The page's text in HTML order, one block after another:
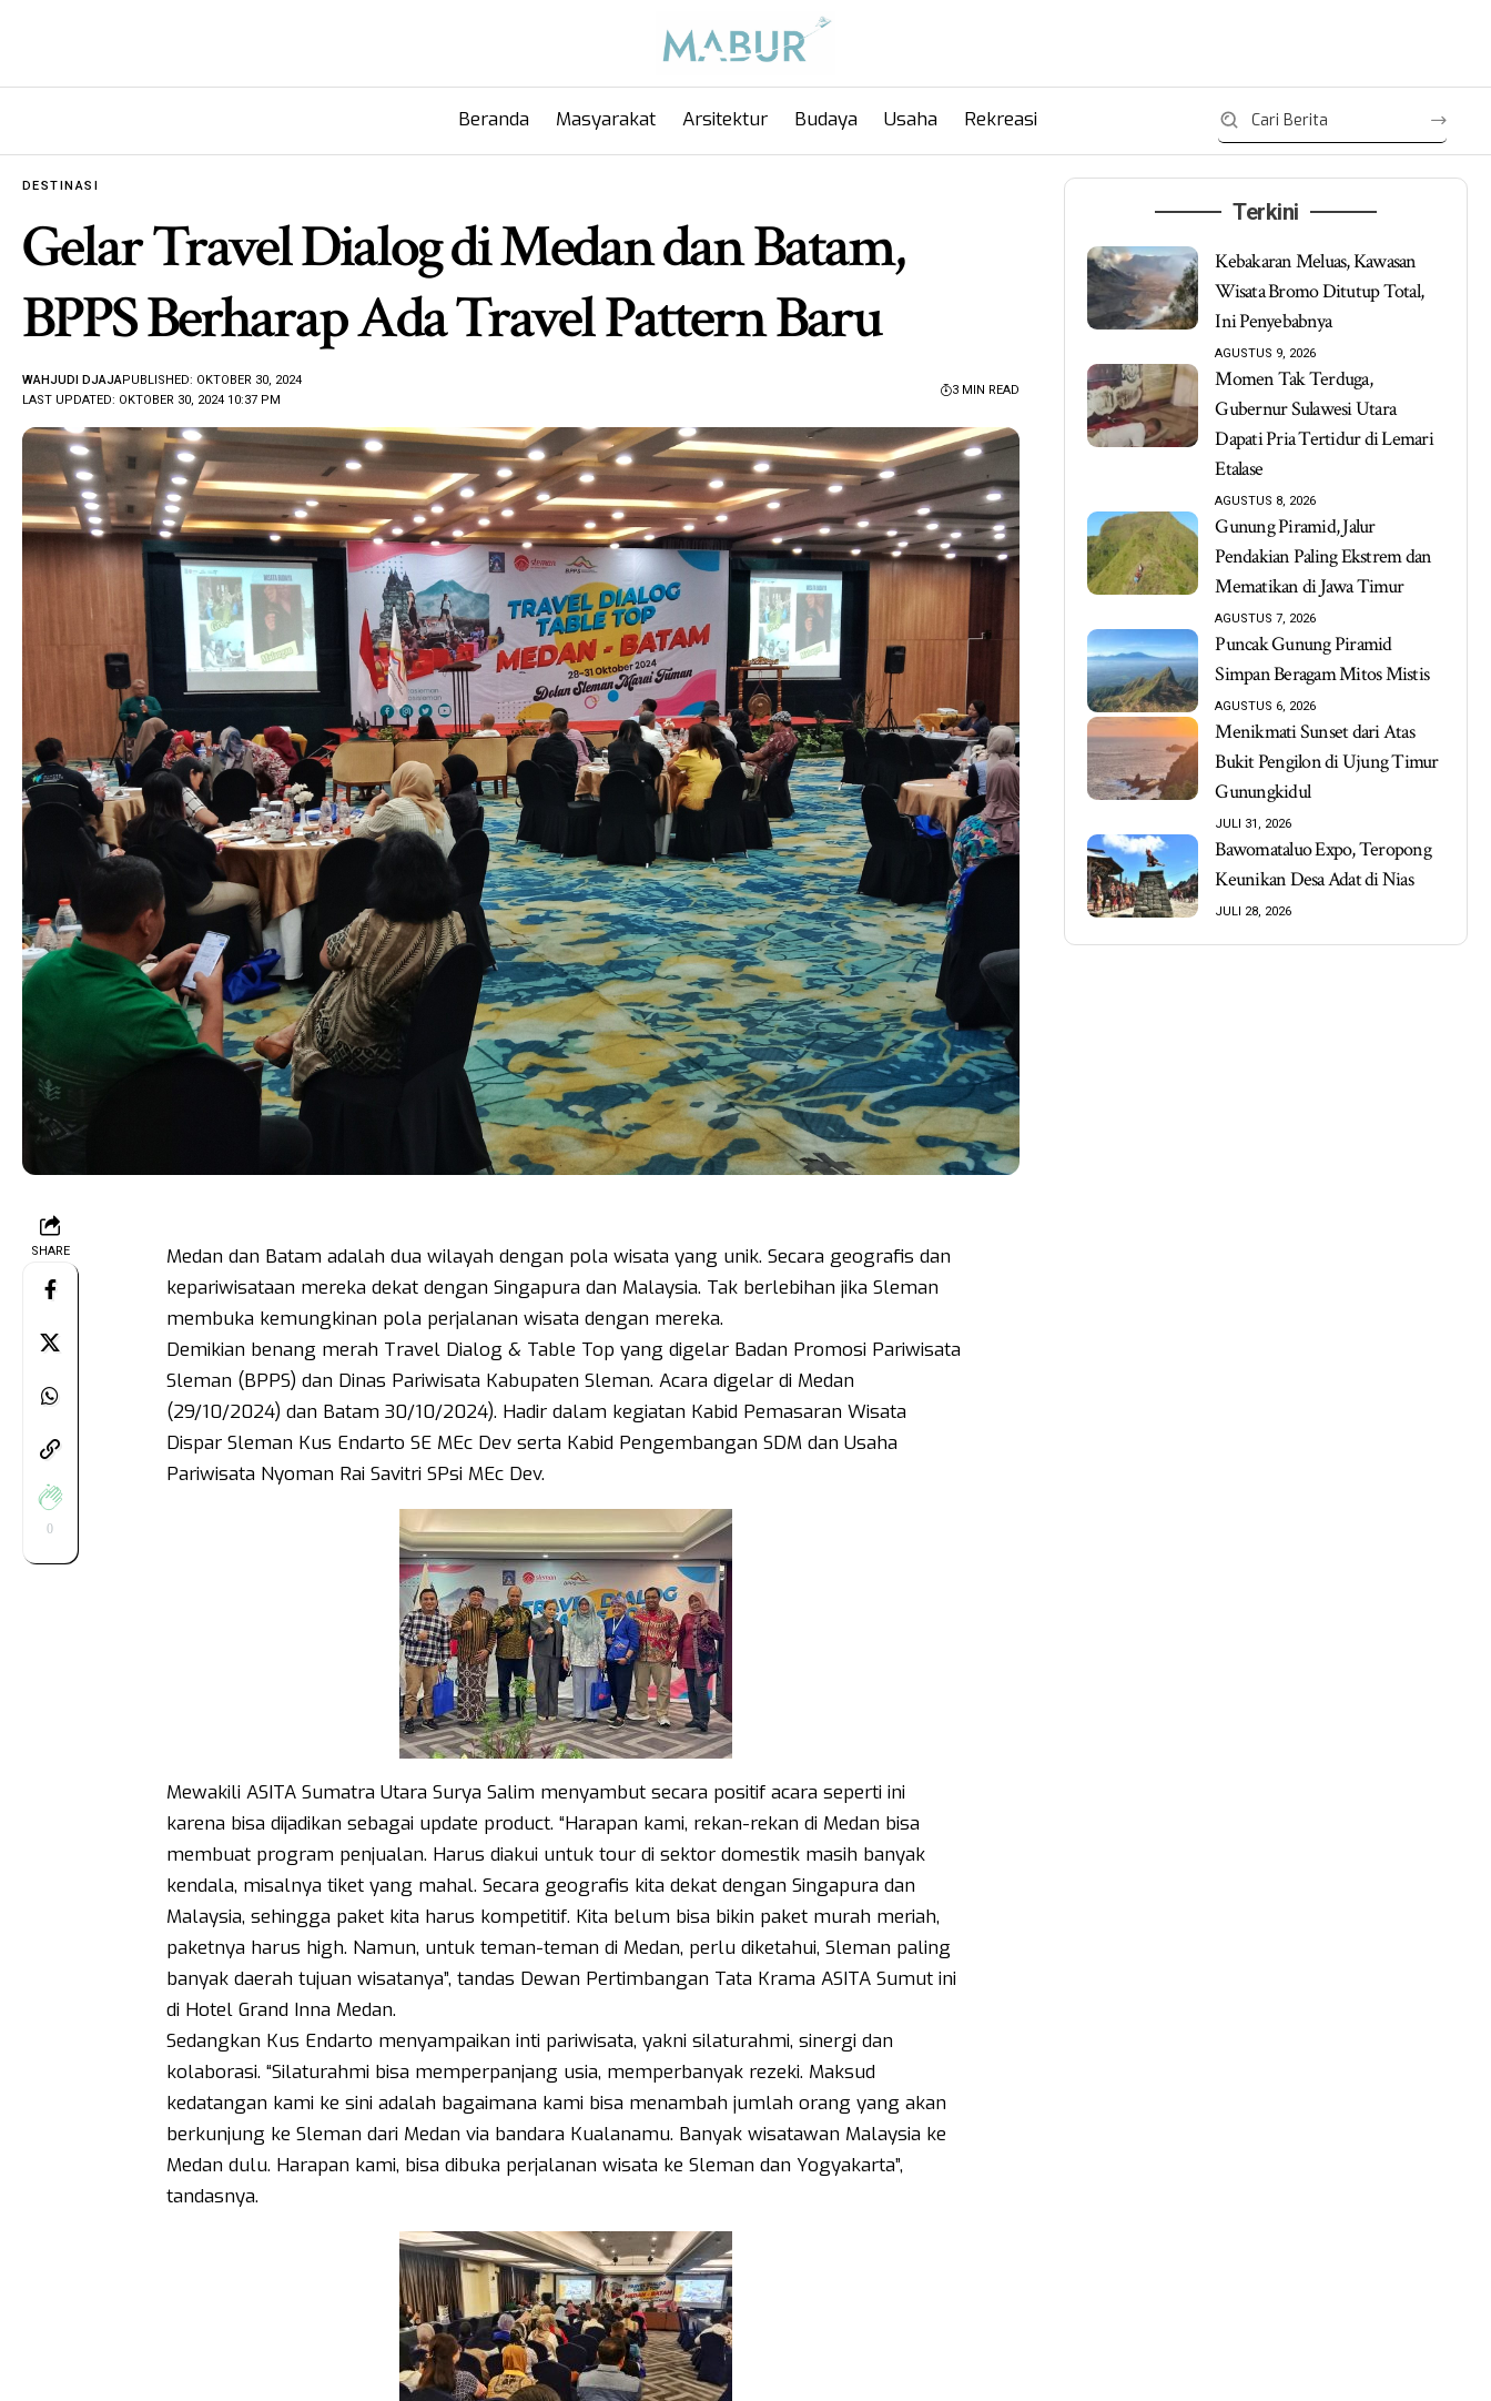
Beranda Masyarakat Arsitektur Budaya Usaha Rekreasi
DESTINASI
Gelar Travel Dialog di Medan dan Batam,
BPPS Berharap Ada Travel Pattern Baru
LAST UPDATED: OKTOBER 30, 2024 10:37 PM
WAHJUDI DJAJAPUBLISHED: OKTOBER 30, 2024
3 MIN READ
SHARE
0
Medan dan Batam adalah dua wilayah dengan pola wisata yang unik. Secara geografis dan
kepariwisataan mereka dekat dengan Singapura dan Malaysia. Tak berlebihan jika Sleman
membuka kemungkinan pola perjalanan wisata dengan mereka.
Demikian benang merah Travel Dialog & Table Top yang digelar Badan Promosi Pariwisata
Sleman (BPPS) dan Dinas Pariwisata Kabupaten Sleman. Acara digelar di Medan
(29/10/2024) dan Batam 30/10/2024). Hadir dalam kegiatan Kabid Pemasaran Wisata
Dispar Sleman Kus Endarto SE MEc Dev serta Kabid Pengembangan SDM dan Usaha
Pariwisata Nyoman Rai Savitri SPsi MEc Dev.
Mewakili ASITA Sumatra Utara Surya Salim menyambut secara positif acara seperti ini
karena bisa dijadikan sebagai update product. “Harapan kami, rekan-rekan di Medan bisa
membuat program penjualan. Harus diakui untuk tour di sektor domestik masih banyak
kendala, misalnya tiket yang mahal. Secara geografis kita dekat dengan Singapura dan
Malaysia, sehingga paket kita harus kompetitif. Kita belum bisa bikin paket murah meriah,
paketnya harus high. Namun, untuk teman-teman di Medan, perlu diketahui, Sleman paling
banyak daerah tujuan wisatanya”, tandas Dewan Pertimbangan Tata Krama ASITA Sumut ini
di Hotel Grand Inna Medan.
Sedangkan Kus Endarto menyampaikan inti pariwisata, yakni silaturahmi, sinergi dan
kolaborasi. “Silaturahmi bisa memperpanjang usia, memperbanyak rezeki. Maksud
kedatangan kami ke sini adalah bagaimana kami bisa menambah jumlah orang yang akan
berkunjung ke Sleman dari Medan via bandara Kualanamu. Banyak wisatawan Malaysia ke
Medan dulu. Harapan kami, bisa dibuka perjalanan wisata ke Sleman dan Yogyakarta”,
tandasnya.
Terkini
Kebakaran Meluas, Kawasan
Wisata Bromo Ditutup Total,
Ini Penyebabnya
AGUSTUS 9, 2026
Momen Tak Terduga,
Gubernur Sulawesi Utara
Dapati Pria Tertidur di Lemari
Etalase
AGUSTUS 8, 2026
Gunung Piramid, Jalur
Pendakian Paling Ekstrem dan
Mematikan di Jawa Timur
AGUSTUS 7, 2026
Puncak Gunung Piramid
Simpan Beragam Mitos Mistis
AGUSTUS 6, 2026
Menikmati Sunset dari Atas
Bukit Pengilon di Ujung Timur
Gunungkidul
JULI 31, 2026
Bawomataluo Expo, Teropong
Keunikan Desa Adat di Nias
JULI 28, 2026